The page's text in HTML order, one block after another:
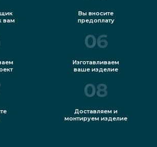
вам
Вы вносите
предоплату
06
Изготавливаем
ваше изделие
08
Доставляем и
монтируем изделие